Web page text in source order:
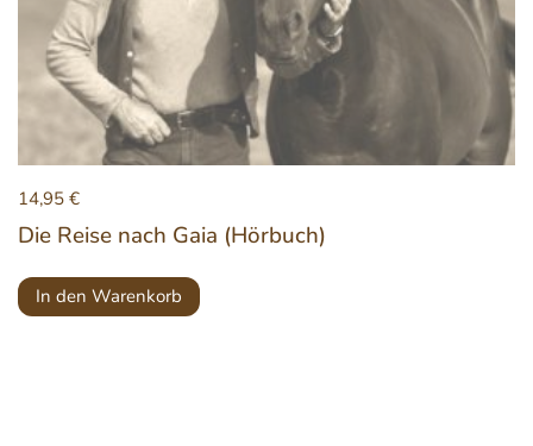
14,95 €
Die Reise nach Gaia (Hörbuch)
In den Warenkorb